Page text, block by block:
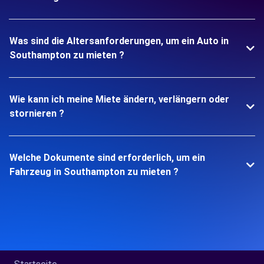
Was sind die Altersanforderungen, um ein Auto in
Southampton zu mieten ?
Wie kann ich meine Miete ändern, verlängern oder
stornieren ?
Welche Dokumente sind erforderlich, um ein
Fahrzeug in Southampton zu mieten ?